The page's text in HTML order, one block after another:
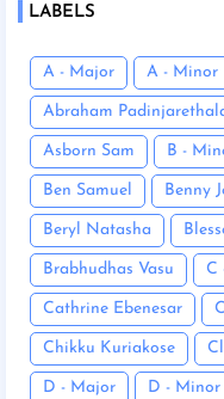
LABELS
A - Major A - Minor
Abraham
Asborn Sam B -
Ben Samuel Benny
Beryl Natasha
Brabhudhas Vasu C
Cathrine Ebenesar
Chikku Kuriakose
D - Major D - Minor